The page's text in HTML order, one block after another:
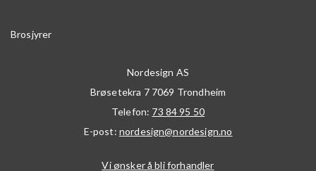
Brosjyrer
Nordesign AS
Brøsetekra 7 7069 Trondheim
Telefon: 73 84 95 50
E-post: nordesign@nordesign.no
Vi ønsker å bli forhandler